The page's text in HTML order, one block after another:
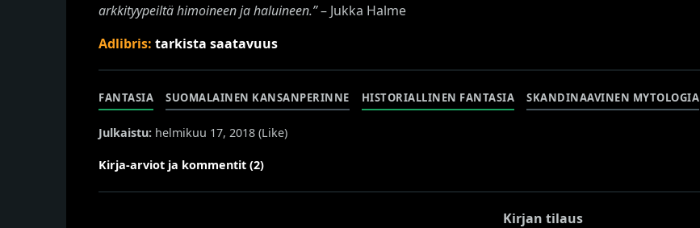
arkkityypeiltä himoineen ja haluineen.”– Jukka Halme
Adlibris: tarkista saatavuus
FANTASIA SUOMALAINEN KANSANPERINNE HISTORIALLINEN FANTASIA SKANDINAAVINEN MYTOLOGIA
Julkaistu: helmikuu 17, 2018 (Like)
Kirja-arviot ja kommentit (2)
Kirjan tilaus